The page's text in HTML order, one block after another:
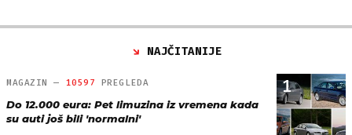
NAJČITANIJE
1
MAGAZIN — 10597 PREGLEDA
Do 12.000 eura: Pet limuzina iz vremena kada
su auti još bili 'normalni'